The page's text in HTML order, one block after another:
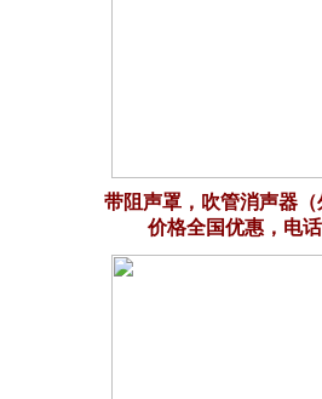
带阻声罩，吹管消声器（
价格全国优惠，电话